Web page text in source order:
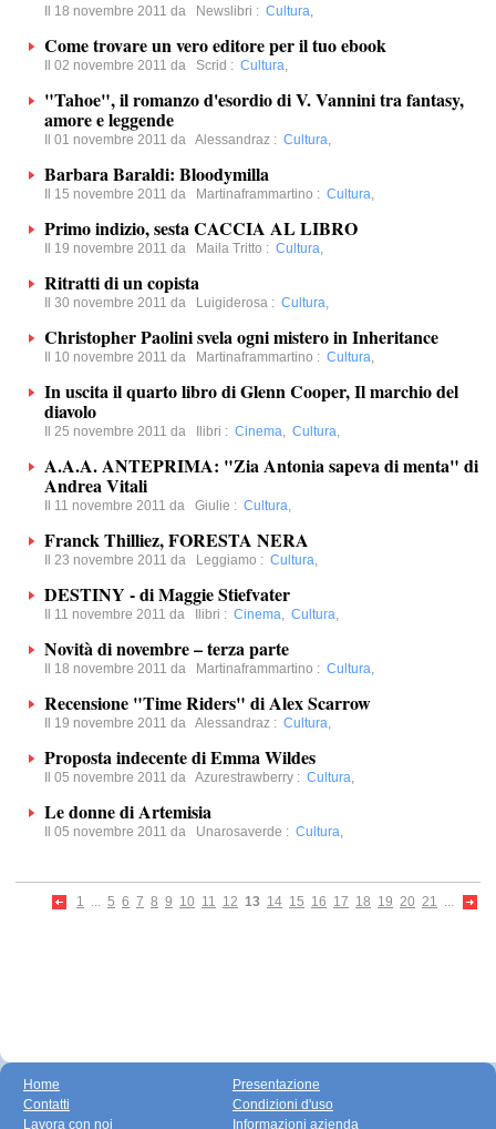
Il 18 novembre 2011 da Newslibri : Cultura,
Come trovare un vero editore per il tuo ebook
Il 02 novembre 2011 da Scrid : Cultura,
"Tahoe", il romanzo d'esordio di V. Vannini tra fantasy,
amore e leggende
Il 01 novembre 2011 da Alessandraz : Cultura,
Barbara Baraldi: Bloodymilla
Il 15 novembre 2011 da Martinaframmartino : Cultura,
Primo indizio, sesta CACCIA AL LIBRO
Il 19 novembre 2011 da Maila Tritto : Cultura,
Ritratti di un copista
Il 30 novembre 2011 da Luigiderosa : Cultura,
Christopher Paolini svela ogni mistero in Inheritance
Il 10 novembre 2011 da Martinaframmartino : Cultura,
In uscita il quarto libro di Glenn Cooper, Il marchio del
diavolo
Il 25 novembre 2011 da Ilibri : Cinema, Cultura,
A.A.A. ANTEPRIMA: "Zia Antonia sapeva di menta" di
Andrea Vitali
Il 11 novembre 2011 da Giulie : Cultura,
Franck Thilliez, FORESTA NERA
Il 23 novembre 2011 da Leggiamo : Cultura,
DESTINY - di Maggie Stiefvater
Il 11 novembre 2011 da Ilibri : Cinema, Cultura,
Novità di novembre – terza parte
Il 18 novembre 2011 da Martinaframmartino : Cultura,
Recensione "Time Riders" di Alex Scarrow
Il 19 novembre 2011 da Alessandraz : Cultura,
Proposta indecente di Emma Wildes
Il 05 novembre 2011 da Azurestrawberry : Cultura,
Le donne di Artemisia
Il 05 novembre 2011 da Unarosaverde : Cultura,
1 ... 5 6 7 8 9 10 11 12 13 14 15 16 17 18 19 20 21 ...
Home
Contatti
Lavora con noi
Presentazione
Condizioni d'uso
Informazioni azienda